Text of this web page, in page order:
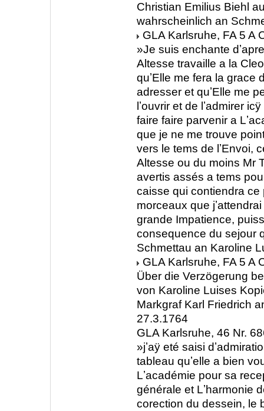
Christian Emilius Biehl
wahrscheinlich an
GLA Karlsruhe, FA 5 A
»Je suis enchante
Altesse travaille a la
quʼElle me fera la grace
adresser et quʼElle me
lʼouvrir et de lʼadmirer
faire faire parvenir a
que je ne me trouve
vers le tems de lʼEnvoi,
Altesse ou du moins Mr
avertis assés a tems
caisse qui contiendra ce
morceaux que
grande Impatience,
consequence du sejour
Schmettau an Karoline
GLA Karlsruhe, FA 5 A
Über die Verzögerung
von Karoline Luises
Markgraf Karl Friedrich
27.3.1764
GLA Karlsruhe, 46 Nr.
»jʼaӱ eté saisi
tableau quʼelle a bien
Lʼacadémie pour sa
générale et Lʼharmonie
corection du dessein, le